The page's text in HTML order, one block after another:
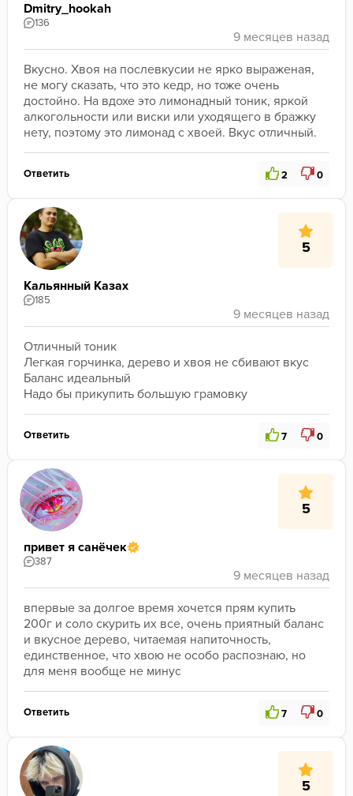
Dmitry_hookah
136
Вкусно. Хвоя на послевкусии не ярко выраженая,
не могу сказать, что это кедр, но тоже очень
достойно. На вдохе это лимонадный тоник, яркой
алкогольности или виски или уходящего в бражку
нету, поэтому это лимонад с хвоей. Вкус отличный.
Ответить 2 0
5
Кальянный Казах
185
Отличный тоник
Легкая горчинка, дерево и хвоя не сбивают вкус
Баланс идеальный
Надо бы прикупить большую грамовку
Ответить 7 0
5
привет я санёчек
387
впервые за долгое время хочется прям купить
200г и соло скурить их все, очень приятный баланс
и вкусное дерево, читаемая напиточность,
единственное, что хвою не особо распознаю, но
для меня вообще не минус
Ответить 7 0
5